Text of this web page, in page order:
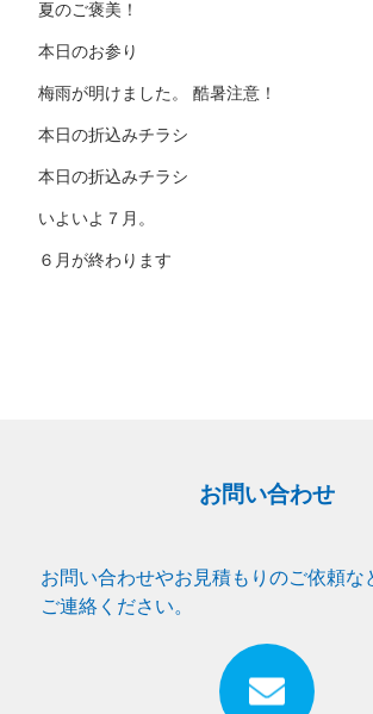
夏のご褒美！
本日のお参り
梅雨が明けました。 酷暑注意！
本日の折込みチラシ
本日の折込みチラシ
いよいよ７月。
６月が終わります
お問い合わせ
お問い合わせやお見積もりのご依頼な
ご連絡ください。